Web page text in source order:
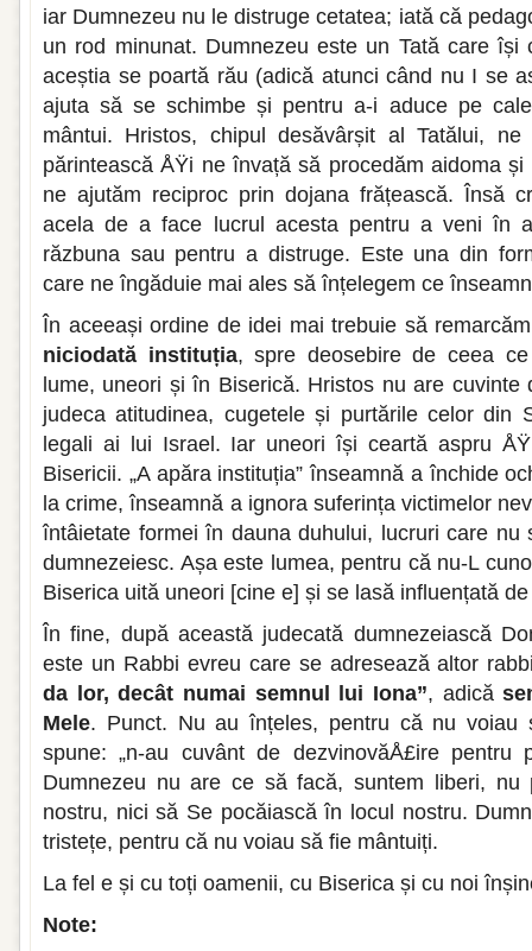
iar Dumnezeu nu le distruge cetatea; iată că
un rod minunat. Dumnezeu este un Tată care își
aceștia se poartă rău (adică atunci când nu I se
ajuta să se schimbe și pentru a-i aduce pe
mântui. Hristos, chipul desăvârșit al Tatălui, ne
părintească ÅŸi ne învață să procedăm aidoma
ne ajutăm reciproc prin dojana frățească. Însă
acela de a face lucrul acesta pentru a veni în
răzbuna sau pentru a distruge. Este una din
care ne îngăduie mai ales să înțelegem ce
În aceeași ordine de idei mai trebuie să
niciodată instituția, spre deosebire de ceea
lume, uneori și în Biserică. Hristos nu are cuvinte
judeca atitudinea, cugetele și purtările celor din
legali ai lui Israel. Iar uneori își ceartă aspru
Bisericii. „A apăra instituția” înseamnă a închide
la crime, înseamnă a ignora suferința victimelor
întâietate formei în dauna duhului, lucruri care nu
dumnezeiesc. Așa este lumea, pentru că nu-L
Biserica uită uneori [cine e] și se lasă influențată
În fine, după această judecată dumnezeiască
este un Rabbi evreu care se adresează altor
da lor, decât numai semnul lui Iona”, adică
Mele. Punct. Nu au înțeles, pentru că nu voiau
spune: „n-au cuvânt de dezvinovăÅ£ire pentru
Dumnezeu nu are ce să facă, suntem liberi, nu
nostru, nici să Se pocăiască în locul nostru.
tristețe, pentru că nu voiau să fie mântuiți.
La fel e și cu toți oamenii, cu Biserica și cu noi
Note: